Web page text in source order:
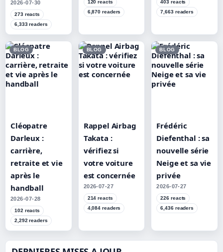
2026-07-30
273 reacts
6,333 readers
120 reacts
6,870 readers
403 reacts
7,663 readers
BLOG
Cléopatre
Darleux :
carrière,
retraite et vie
après le
handball
2026-07-28
102 reacts
2,292 readers
BLOG
Rappel Airbag
Takata :
vérifiez si
votre voiture
est concernée
2026-07-27
214 reacts
4,084 readers
BLOG
Frédéric
Diefenthal : sa
nouvelle série
Neige et sa vie
privée
2026-07-27
226 reacts
6,436 readers